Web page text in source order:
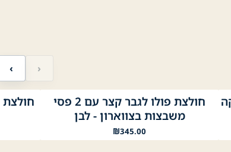
‹ ›
לבן נייבי שחור
חולצת פולו לגבר קצר עם 2 פסי
משבצות בצווארון - לבן
₪345.00
לבן שחור
חולצת